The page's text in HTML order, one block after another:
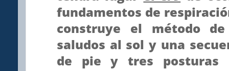
fundamentos de
construye el método
saludos al sol y una
de pie y tres posturas